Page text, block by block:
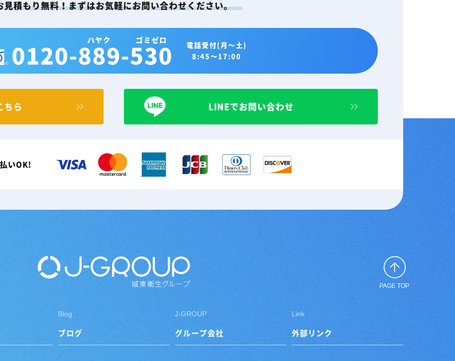
見積もり無料！まずはお気軽にお問い合わせください。
電話受付(月～土)
8:45～17:00
ちら LINEでお問い合わせ
いOK!
PAGE TOP
Blog
ブログ
J-GROUP
グループ会社
Link
外部リンク